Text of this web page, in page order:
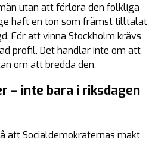
utan att förlora den folkliga
haft en ton som främst tilltalat
För att vinna Stockholm krävs
profil. Det handlar inte om att
om att bredda den.
– inte bara i riksdagen
att Socialdemokraternas makt